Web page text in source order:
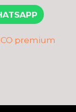
premium